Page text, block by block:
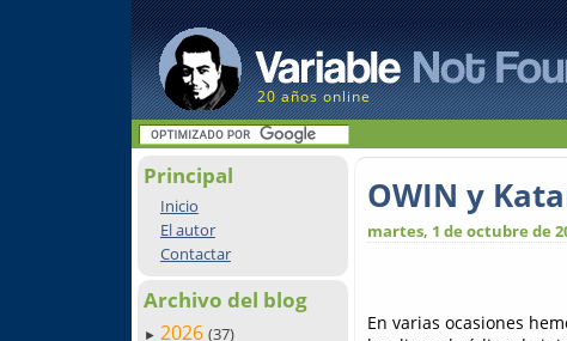
20 años online
Principal
Inicio
El autor
Contactar
Archivo del blog
► 2026 (37)
OWIN y
martes, 1 de octubre de
En varias ocasiones